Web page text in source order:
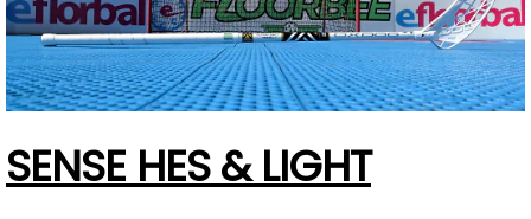
SENSE HES & LIGHT